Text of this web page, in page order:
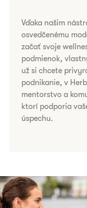
​​​Vďaka našim
osvedčenému
začať svoje
podmienok,
už si chcete
podnikanie, v
mentorstvo a
ktorí podporia
úspechu.​​​